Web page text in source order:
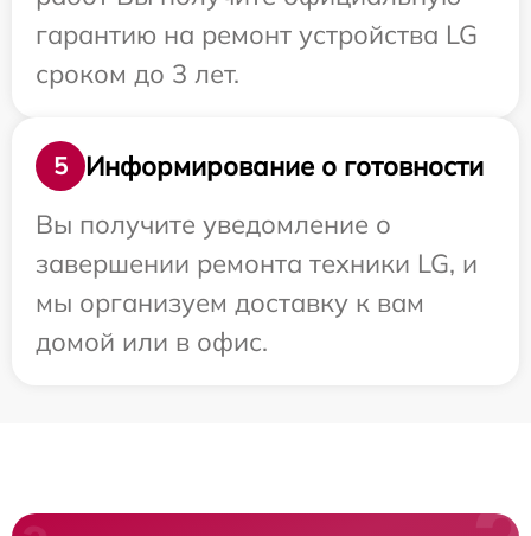
гарантию на ремонт устройства LG
сроком до 3 лет.
5
Информирование о готовности
Вы получите уведомление о
завершении ремонта техники LG, и
мы организуем доставку к вам
домой или в офис.